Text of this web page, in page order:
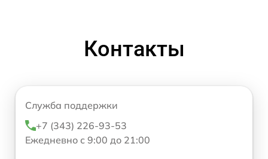
Контакты
Служба поддержки
+7 (343) 226-93-53
Ежедневно с 9:00 до 21:00